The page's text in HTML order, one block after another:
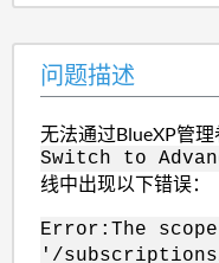
问题描述
无法通过BlueXP管
Switch to
线中出现以下错误：
Error:The scope
'/